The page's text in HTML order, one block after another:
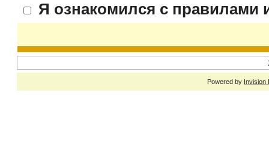
Я ознакомился с правилами
Powered by Invision